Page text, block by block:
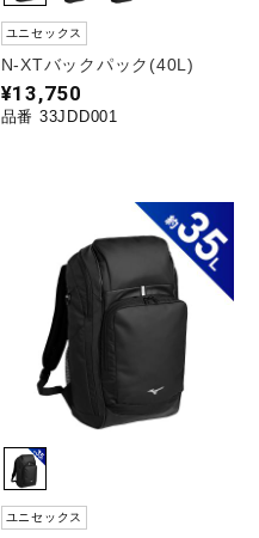
ユニセックス
N-XTバックパック(40L)
¥13,750
品番 33JDD001
ユニセックス